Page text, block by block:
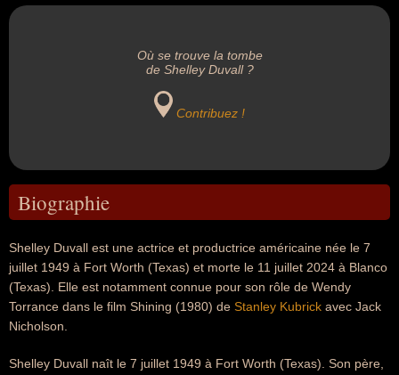
Où se trouve la tombe
de Shelley Duvall ?
Contribuez !
Biographie
Shelley Duvall est une actrice et productrice américaine née le 7
juillet 1949 à Fort Worth (Texas) et morte le 11 juillet 2024 à Blanco
(Texas). Elle est notamment connue pour son rôle de Wendy
Torrance dans le film Shining (1980) de Stanley Kubrick avec Jack
Nicholson.
Shelley Duvall naît le 7 juillet 1949 à Fort Worth (Texas). Son père,